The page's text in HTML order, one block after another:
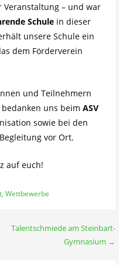
– und war
Schulein dieser
unsere Schule ein
dem Förderverein
und Teilnehmern
uns beim ASV
sowie bei den
vor Ort.
auf euch!
, Wettbewerbe
Talentschmiede am Steinbart-
Gymnasium →